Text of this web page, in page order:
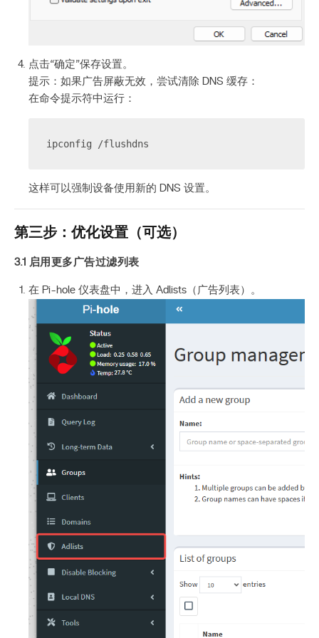
点击“确定”保存设置。
提示：如果广告屏蔽无效，尝试清除 DNS 缓存：
在命令提示符中运行：
ipconfig /flushdns
这样可以强制设备使用新的 DNS 设置。
第三步：优化设置（可选）
3.1 启用更多广告过滤列表
在 Pi-hole 仪表盘中，进入 Adlists（广告列表）。